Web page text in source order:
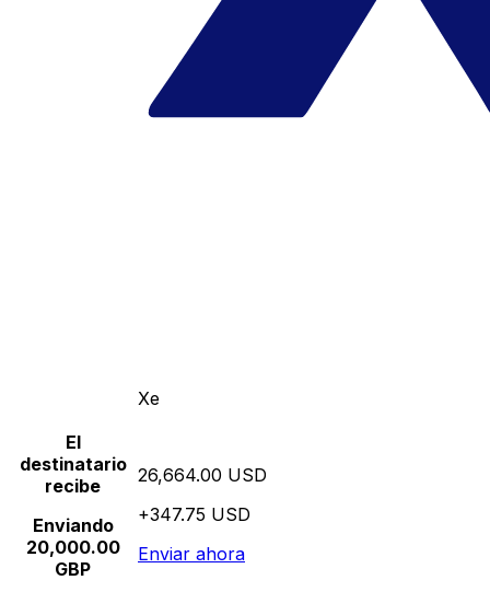
Xe
El
destinatario
recibe
Enviando
20,000.00
GBP
26,664.00 USD
+347.75 USD
Enviar ahora